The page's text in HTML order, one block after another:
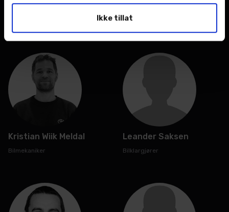
Ikke tillat
Chemurziev
Kristian Wiik Meldal
Bilmekaniker
Leander Saksen
Bilklargjører